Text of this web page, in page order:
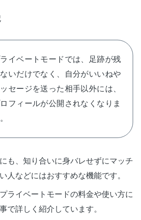
イベートモードでは、足跡が残
いだけでなく、自分がいいねや
ッセージを送った相手以外には、
フィールが公開されなくなりま
も、知り合いに身バレせずにマッチ
人などにはおすすめな機能です。
ライベートモードの料金や使い方に
で詳しく紹介しています。